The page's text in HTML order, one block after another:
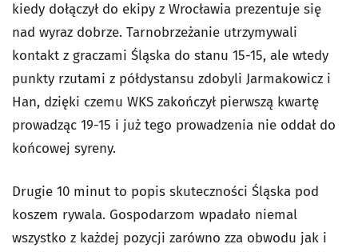
kiedy dołączył do ekipy z Wrocławia prezentuje się
nad wyraz dobrze. Tarnobrzeżanie utrzymywali
kontakt z graczami Śląska do stanu 15-15, ale wtedy
punkty rzutami z półdystansu zdobyli Jarmakowicz i
Han, dzięki czemu WKS zakończył pierwszą kwartę
prowadząc 19-15 i już tego prowadzenia nie oddał do
końcowej syreny.
Drugie 10 minut to popis skuteczności Śląska pod
koszem rywala. Gospodarzom wpadało niemal
wszystko z każdej pozycji zarówno zza obwodu jak i